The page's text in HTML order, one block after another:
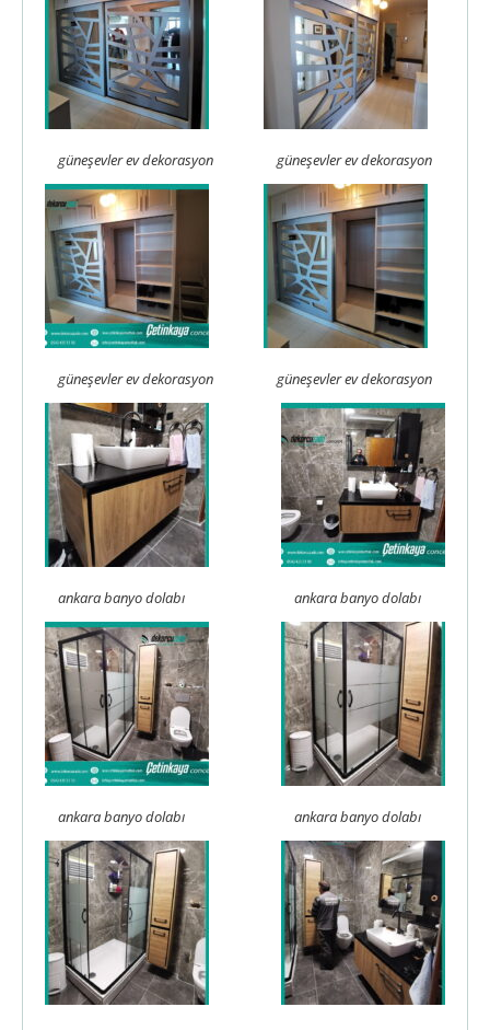
güneşevler ev dekorasyon güneşevler ev dekorasyon
güneşevler ev dekorasyon güneşevler ev dekorasyon
ankara banyo dolabı ankara banyo dolabı
ankara banyo dolabı ankara banyo dolabı